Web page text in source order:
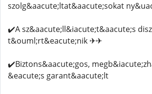
szolg&aacute;ltat&aacute;sokat
✔️A sz&aacute;ll&iacute;t&aacute;s
t&ouml;rt&eacute;nik ✈✈
✔️Biztons&aacute;gos,
&eacute;s garant&aacute;lt